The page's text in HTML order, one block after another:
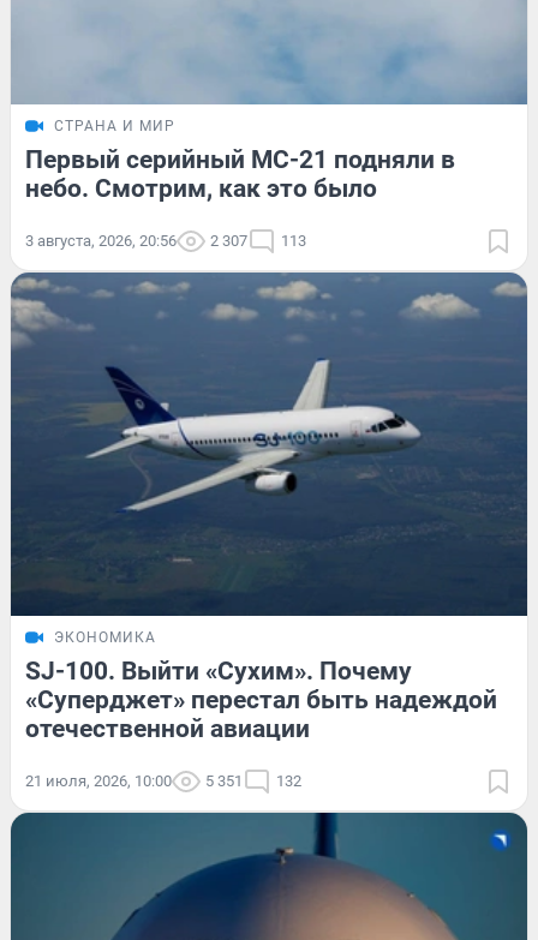
СТРАНА И МИР
Первый серийный МС-21 подняли в
небо. Смотрим, как это было
3 августа, 2026, 20:56 2 307 113
ЭКОНОМИКА
SJ-100. Выйти «Сухим». Почему
«Суперджет» перестал быть надеждой
отечественной авиации
21 июля, 2026, 10:00 5 351 132